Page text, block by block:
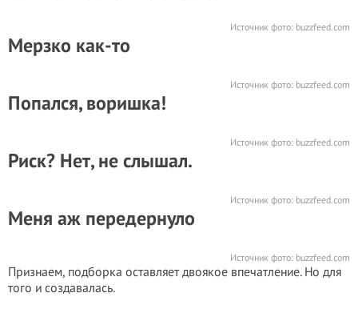
Источник фото: buzzfeed.com
Мерзко как-то
Источник фото: buzzfeed.com
Попался, воришка!
Источник фото: buzzfeed.com
Риск? Нет, не слышал.
Источник фото: buzzfeed.com
Меня аж передернуло
Источник фото: buzzfeed.com
Признаем, подборка оставляет двоякое впечатление. Но для
того и создавалась.